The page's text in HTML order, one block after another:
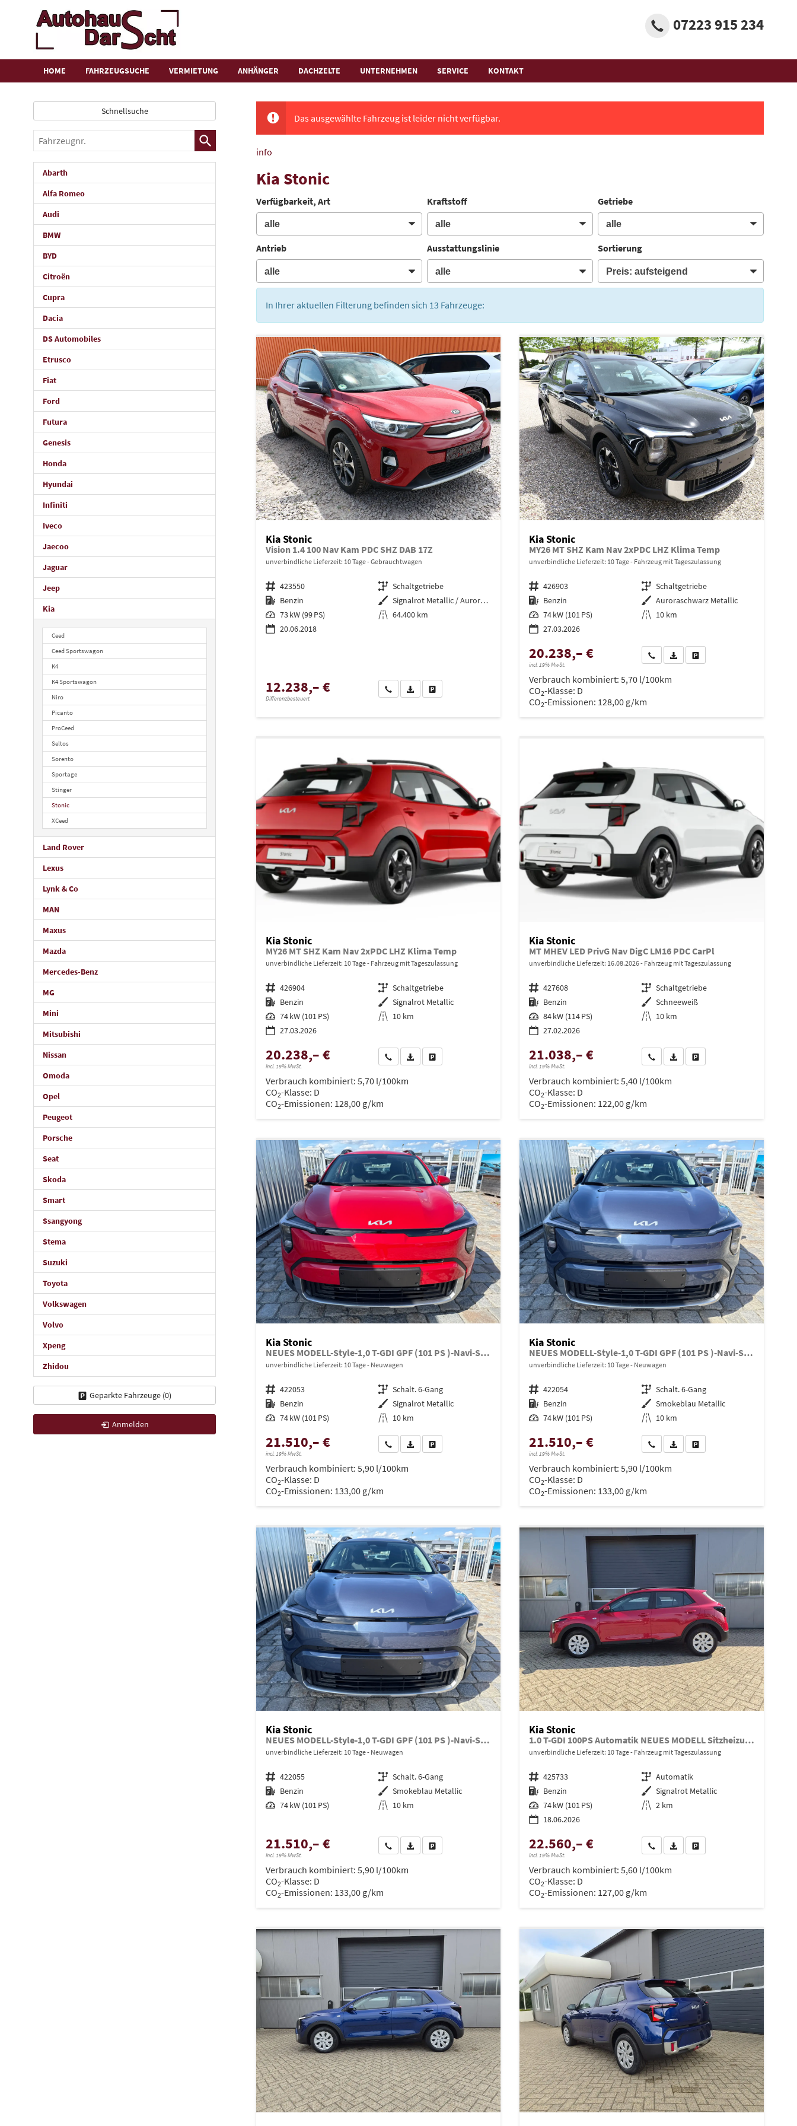
07223 915 234
HOME FAHRZEUGSUCHE VERMIETUNG ANHÄNGER DACHZELTE UNTERNEHMEN SERVICE KONTAKT
Das ausgewählte Fahrzeug ist leider nicht verfügbar.
info
Kia Stonic
Verfügbarkeit, Art Kraftstoff Getriebe
Antrieb Ausstattungslinie Sortierung
In Ihrer aktuellen Filterung befinden sich 13 Fahrzeuge:
Kia Stonic
Vision 1.4 100 Nav Kam PDC SHZ DAB 17Z
unverbindliche Lieferzeit: 10 Tage Gebrauchtwagen
Fahrzeugnr. 423550 Getriebe Schaltgetriebe
Kraftstoff Benzin Außenfarbe
Signalrot Metallic / Auroraschwa
Leistung 73 kW (99 PS) Kilometerstand 64.400 km
20.06.2018
12.238,– €
Differenzbesteuert
Wir rufen Sie anPDF-Datei, Fahrzeugexposé drucken
Drucken, parken oder vergleichen
Kia Stonic
MY26 MT SHZ Kam Nav 2xPDC LHZ Klima Temp
unverbindliche Lieferzeit: 10 Tage Fahrzeug mit Tageszulassung
Fahrzeugnr. 426903 Getriebe Schaltgetriebe
Kraftstoff Benzin Außenfarbe Auroraschwarz Metallic
Leistung 74 kW (101 PS) Kilometerstand 10 km
27.03.2026
20.238,– €
incl. 19% MwSt.
Wir rufen Sie anPDF-Datei, Fahrzeugexposé drucken
Drucken, parken oder
Verbrauch kombiniert: 5,70 l/100km
CO2-Klasse: D
CO2-Emissionen: 128,00 g/km
Kia Stonic
MY26 MT SHZ Kam Nav 2xPDC LHZ Klima Temp
unverbindliche Lieferzeit: 10 Tage Fahrzeug mit Tageszulassung
Fahrzeugnr. 426904 Getriebe Schaltgetriebe
Kraftstoff Benzin Außenfarbe Signalrot Metallic
Leistung 74 kW (101 PS) Kilometerstand 10 km
27.03.2026
20.238,– €
incl. 19% MwSt.
Wir rufen Sie anPDF-Datei, Fahrzeugexposé drucken
Drucken, parken oder vergleichen
Verbrauch kombiniert: 5,70 l/100km
CO2-Klasse: D
CO2-Emissionen: 128,00 g/km
Kia Stonic
MT MHEV LED PrivG Nav DigC LM16 PDC CarPl
unverbindliche Lieferzeit: 16.08.2026 Fahrzeug mit Tageszulassung
Fahrzeugnr. 427608 Getriebe Schaltgetriebe
Kraftstoff Benzin Außenfarbe Schneeweiß
Leistung 84 kW (114 PS) Kilometerstand 10 km
27.02.2026
21.038,– €
incl. 19% MwSt.
Wir rufen Sie anPDF-Datei, Fahrzeugexposé drucken
Drucken, parken oder
Verbrauch kombiniert: 5,40 l/100km
CO2-Klasse: D
CO2-Emissionen: 122,00 g/km
Kia Stonic
NEUES MODELL-Style-1,0 T-GDI GPF (101 PS )-Navi-Sitzheizung-Rückfahrkamera-DAB-Tempomat-Sitzheizung-Fernlichtassistent-2xPDC-Rückfahrkamera-sofort verfügbar
unverbindliche Lieferzeit: 10 Tage Neuwagen
Fahrzeugnr. 422053 Getriebe Schalt. 6-Gang
Kraftstoff Benzin Außenfarbe Signalrot Metallic
Leistung 74 kW (101 PS) Kilometerstand 10 km
21.510,– €
incl. 19% MwSt.
Wir rufen Sie anPDF-Datei, Fahrzeugexposé drucken
Drucken, parken oder vergleichen
Verbrauch kombiniert: 5,90 l/100km
CO2-Klasse: D
CO2-Emissionen: 133,00 g/km
Kia Stonic
NEUES MODELL-Style-1,0 T-GDI GPF (101 PS )-Navi-Sitzheizung-Rückfahrkamera-DAB-Tempomat-Sitzheizung-Fernlichtassistent-2xPDC-Rückfahrkamera-sofort verfügbar
unverbindliche Lieferzeit: 10 Tage Neuwagen
Fahrzeugnr. 422054 Getriebe Schalt. 6-Gang
Kraftstoff Benzin Außenfarbe Smokeblau Metallic
Leistung 74 kW (101 PS) Kilometerstand 10 km
21.510,– €
incl. 19% MwSt.
Wir rufen Sie anPDF-Datei, Fahrzeugexposé drucken
Drucken, parken oder
Verbrauch kombiniert: 5,90 l/100km
CO2-Klasse: D
CO2-Emissionen: 133,00 g/km
Kia Stonic
NEUES MODELL-Style-1,0 T-GDI GPF (101 PS )-Navi-Sitzheizung-Rückfahrkamera-DAB-Tempomat-Sitzheizung-Fernlichtassistent-2xPDC-Rückfahrkamera-sofort verfügbar
unverbindliche Lieferzeit: 10 Tage Neuwagen
Fahrzeugnr. 422055 Getriebe Schalt. 6-Gang
Kraftstoff Benzin Außenfarbe Smokeblau Metallic
Leistung 74 kW (101 PS) Kilometerstand 10 km
21.510,– €
incl. 19% MwSt.
Wir rufen Sie an
PDF-Datei, Fahrzeugexposé drucken
Drucken, parken oder vergleichen
Verbrauch kombiniert: 5,90 l/100km
CO2-Klasse: D
CO2-Emissionen: 133,00 g/km
Kia Stonic
1.0 T-GDI 100PS Automatik NEUES MODELL Sitzheizung Lenkradheizung PDC v+h Rückf.Kamera Klima Bluetooth Touchscreen Apple CarPlay Android Auto Tempomat
unverbindliche Lieferzeit: 10 Tage Fahrzeug mit Tageszulassung
Fahrzeugnr. 425733 Getriebe Automatik
Kraftstoff Benzin Außenfarbe Signalrot Metallic
Leistung 74 kW (101 PS) Kilometerstand 2 km
18.06.2026
22.560,– €
incl. 19% MwSt.
Wir rufen Sie an
PDF-Datei, Fahrzeugexposé drucken
Drucken, parken oder
Verbrauch kombiniert: 5,60 l/100km
CO2-Klasse: D
CO2-Emissionen: 127,00 g/km
Schnellsuche
Fahrzeugnr.
Abarth
Alfa Romeo
Audi
BMW
BYD
Citroën
Cupra
Dacia
DS Automobiles
Etrusco
Fiat
Ford
Futura
Genesis
Honda
Hyundai
Infiniti
Iveco
Jaecoo
Jaguar
Jeep
Kia
Ceed
Ceed Sportswagon
K4
K4 Sportswagon
Niro
Picanto
ProCeed
Seltos
Sorento
Sportage
Stinger
Stonic
XCeed
Land Rover
Lexus
Lynk & Co
MAN
Maxus
Mazda
Mercedes-Benz
MG
Mini
Mitsubishi
Nissan
Omoda
Opel
Peugeot
Porsche
Seat
Skoda
Smart
Ssangyong
Stema
Suzuki
Toyota
Volkswagen
Volvo
Xpeng
Zhidou
Geparkte Fahrzeuge (0)
Anmelden